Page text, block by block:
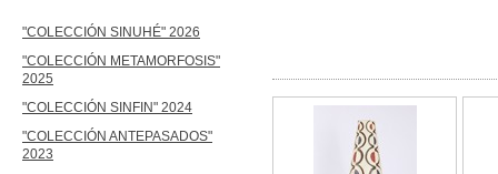
"COLECCIÓN SINUHÉ" 2026
"COLECCIÓN METAMORFOSIS"
2025
"COLECCIÓN SINFIN" 2024
"COLECCIÓN ANTEPASADOS"
2023